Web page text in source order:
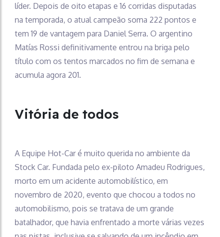
líder. Depois de oito etapas e 16 corridas disputadas
na temporada, o atual campeão soma 222 pontos e
tem 19 de vantagem para Daniel Serra. O argentino
Matías Rossi definitivamente entrou na briga pelo
título com os tentos marcados no fim de semana e
acumula agora 201.
Vitória de todos
A Equipe Hot-Car é muito querida no ambiente da
Stock Car. Fundada pelo ex-piloto Amadeu Rodrigues,
morto em um acidente automobilístico, em
novembro de 2020, evento que chocou a todos no
automobilismo, pois se tratava de um grande
batalhador, que havia enfrentado a morte várias vezes